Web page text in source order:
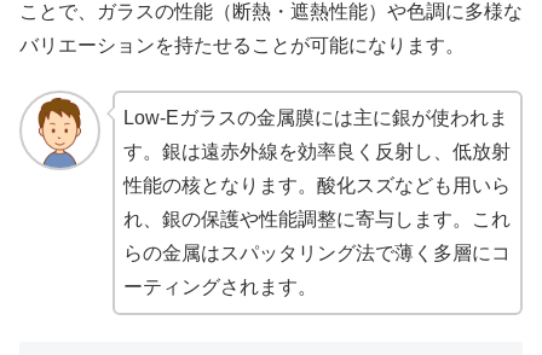
ことで、ガラスの性能（断熱・遮熱性能）や色調に多様な
バリエーションを持たせることが可能になります。
Low-Eガラスの金属膜には主に銀が使われま
す。銀は遠赤外線を効率良く反射し、低放射
性能の核となります。酸化スズなども用いら
れ、銀の保護や性能調整に寄与します。これ
らの金属はスパッタリング法で薄く多層にコ
ーティングされます。